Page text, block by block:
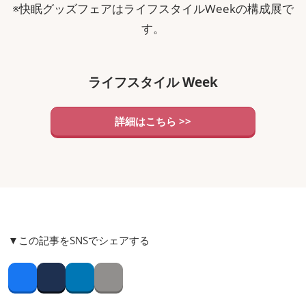
※快眠グッズフェアはライフスタイルWeekの構成展で
す。
ライフスタイル Week
詳細はこちら >>
▼この記事をSNSでシェアする
FacebookTwitterLinkedInCopy link